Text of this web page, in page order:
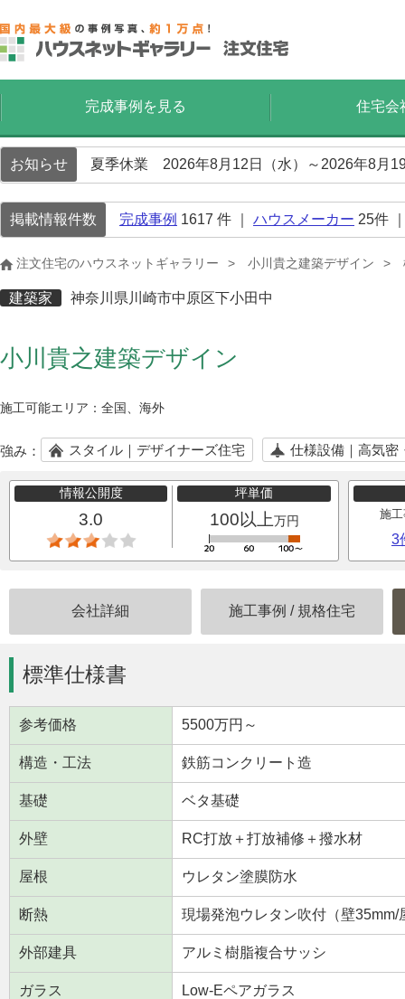
完成事例を見る 住宅会
お知らせ 夏季休業 2026年8月12日（水）～2026年8月
掲載情報件数 完成事例 1617 件 ｜ ハウスメーカー 25件
注文住宅のハウスネットギャラリー 小川貴之建築デザイン
建築家 神奈川県川崎市中原区下小田中
小川貴之建築デザイン
施工可能エリア： 全国、海外
強み： スタイル｜デザイナーズ住宅 仕様設備｜高気密
情報公開度
3.0
坪単価
100以上万円 施
3
会社詳細 施工事例 / 規格住宅
標準仕様書
参考価格 5500万円～
構造・工法 鉄筋コンクリート造
基礎 ベタ基礎
外壁 RC打放＋打放補修＋撥水材
屋根 ウレタン塗膜防水
断熱 現場発泡ウレタン吹付（壁35mm/
外部建具 アルミ樹脂複合サッシ
ガラス Low-Eペアガラス